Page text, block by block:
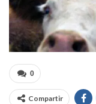
0
Compartir